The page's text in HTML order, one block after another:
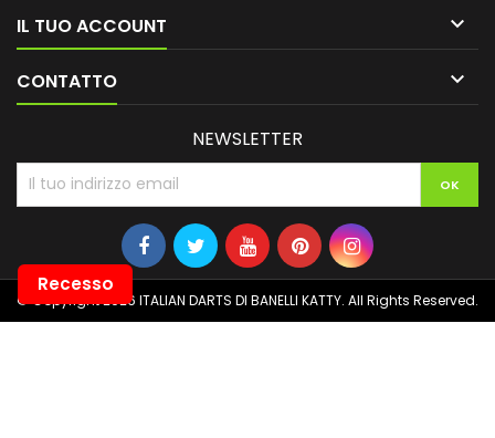
IL TUO ACCOUNT 
CONTATTO 
NEWSLETTER
© Copyright 2026 ITALIAN DARTS DI BANELLI KATTY. All Rights Reserved.
Recesso